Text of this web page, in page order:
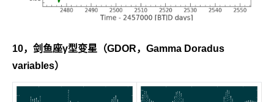
10， 剑鱼座γ型变星（GDOR，Gamma Doradus
variables）